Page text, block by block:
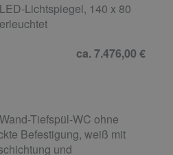
Lichtspiegel, 140 x 80
ca. 7.476,00 €
Tiefspül-WC ohne
Befestigung, weiß mit
und